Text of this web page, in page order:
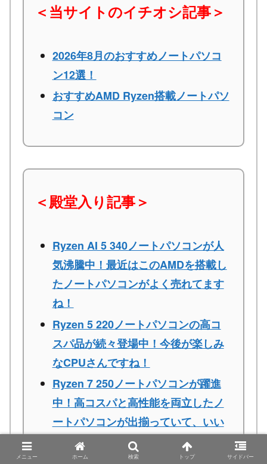
＜当サイトのイチオシ記事＞
2026年8月のおすすめノートパソコ
ン12選！
おすすめAMD Ryzen搭載ノートパソ
コン
＜殿堂入り記事＞
Ryzen AI 5 340ノートパソコンが人
気沸騰中！最近はこのAMDを搭載し
たノートパソコンがよく売れてます
ね！
Ryzen 5 220ノートパソコンの高コ
スパ品が続々登場中！今後が楽しみ
なCPUさんですね！
Ryzen 7 250ノートパソコンが躍進
中！高コスパと高性能を両立したノ
ートパソコンが出揃っていて、いい
感じですね！
メニュー ホーム 検索 トップ サイドバー